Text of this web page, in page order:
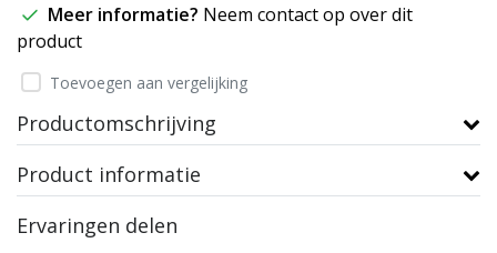
Meer informatie? Neem contact op over dit
product
Toevoegen aan vergelijking
Productomschrijving
Product informatie
Ervaringen delen